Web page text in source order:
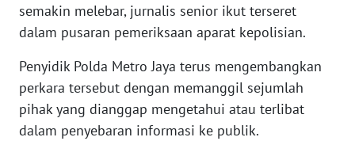
semakin melebar, jurnalis senior ikut terseret
dalam pusaran pemeriksaan aparat kepolisian.
Penyidik Polda Metro Jaya terus mengembangkan
perkara tersebut dengan memanggil sejumlah
pihak yang dianggap mengetahui atau terlibat
dalam penyebaran informasi ke publik.
BERITA
KONTAK
KAMI